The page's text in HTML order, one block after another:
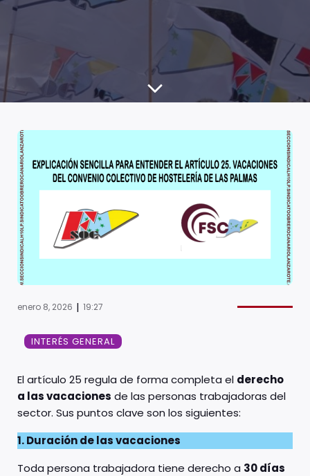
enero 8, 2026 | 19:27
INTERÉS GENERAL
El artículo 25 regula de forma completa el derecho
a las vacaciones de las personas trabajadoras del
sector. Sus puntos clave son los siguientes:
1. Duración de las vacaciones
Toda persona trabajadora tiene derecho a 30 días